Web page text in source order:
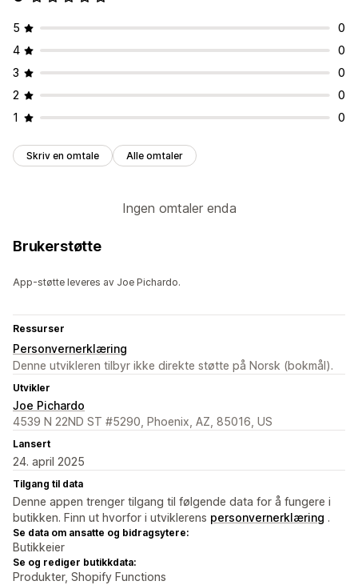
5
0
4
0
3
0
2
0
1
0
Skriv en omtale Alle omtaler
Ingen omtaler enda
Brukerstøtte
App-støtte leveres av Joe Pichardo.
Ressurser
Personvernerklæring
Denne utvikleren tilbyr ikke direkte støtte på Norsk (bokmål).
Utvikler
Joe Pichardo
4539 N 22ND ST #5290, Phoenix, AZ, 85016, US
Lansert
24. april 2025
Tilgang til data
Denne appen trenger tilgang til følgende data for å fungere i
butikken. Finn ut hvorfor i utviklerens personvernerklæring .
Se data om ansatte og bidragsytere:
Butikkeier
Se og rediger butikkdata:
Produkter, Shopify Functions